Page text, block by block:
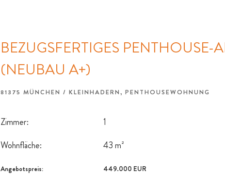
BEZUGSFERTIGES PENTHOUSE-
(NEUBAU A+)
81375 MÜNCHEN / KLEINHADERN, PENTHOUSEWOHNUNG
Zimmer:
1
Wohnfläche:
43 m²
Angebotspreis: 449.000 EUR